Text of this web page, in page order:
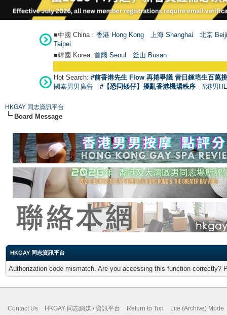
■中國 China： 香港 Hong Kong 上海 Shanghai
北京
Taipei
■韓國 Korea: 首爾 Seoul 釜山 Busan
Hot Search: #前香港先生 Flow 再捲爭議 昔日鍾培生百萬
國泰男男廣告
#【恐同矮仔】擾亂香港機場秩序 #港男
HKGAY 同志資訊平台
Board Message
HKGAY 同志資訊平台
Authorization code mismatch. Are you accessing this function correctly?
Contact Us HKGAY 同志網媒 / 資訊平台 Return to Top Lite (Archive) Mode